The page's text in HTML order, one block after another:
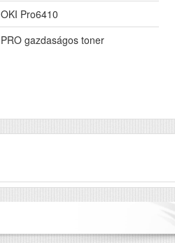
OKI Pro6410
PRO gazdaságos toner